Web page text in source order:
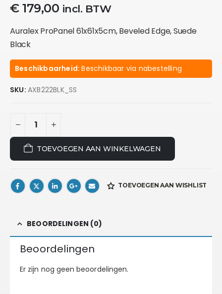
€179,00 incl. BTW
Auralex ProPanel 61x61x5cm, Beveled Edge, Suede
Black
Beschikbaarheid:Beschikbaar via nabestelling
SKU: AXB222BLK_SS
TOEVOEGEN AAN WINKELWAGEN
TOEVOEGEN AAN WISHLIST
BEOORDELINGEN (0)
Beoordelingen
Er zijn nog geen beoordelingen.